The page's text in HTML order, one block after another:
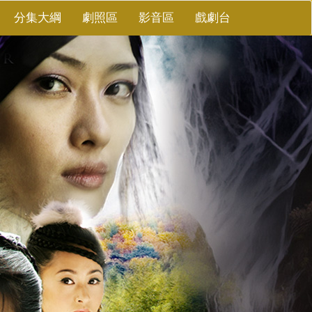
分集大綱 劇照區 影音區 戲劇台